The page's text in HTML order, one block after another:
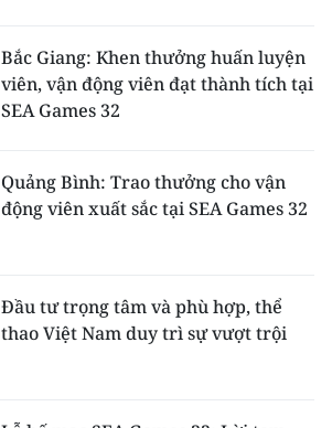
Bắc Giang: Khen thưởng huấn luyện
viên, vận động viên đạt thành tích tại
SEA Games 32
Quảng Bình: Trao thưởng cho vận
động viên xuất sắc tại SEA Games 32
Đầu tư trọng tâm và phù hợp, thể
thao Việt Nam duy trì sự vượt trội